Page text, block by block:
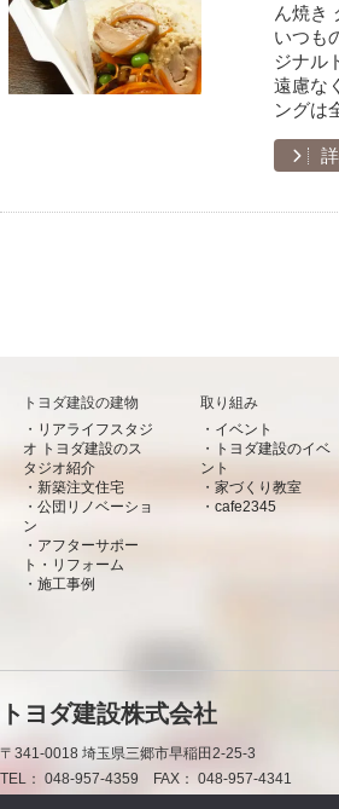
ん焼き
いつも
ジナル
遠慮な
ングは
トヨダ建設の建物
リアライフスタジ
オ トヨダ建設のス
タジオ紹介
新築注文住宅
公団リノベーショ
ン
アフターサポー
ト・リフォーム
施工事例
取り組み
イベント
トヨダ建設のイベ
ント
家づくり教室
cafe2345
トヨダ建設株式会社
〒341-0018 埼玉県三郷市早稲田2-25-3
TEL： 048-957-4359 FAX： 048-957-4341